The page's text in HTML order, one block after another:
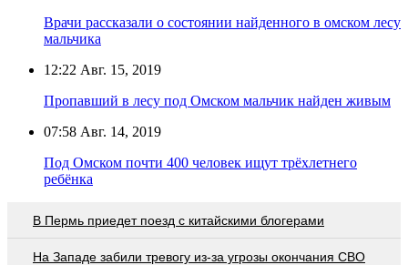
Врачи рассказали о состоянии найденного в омском лесу
мальчика
12:22 Авг. 15, 2019
Пропавший в лесу под Омском мальчик найден живым
07:58 Авг. 14, 2019
Под Омском почти 400 человек ищут трёхлетнего
ребёнка
В Пермь приедет поезд с китайскими блогерами
На Западе забили тревогу из-за угрозы окончания СВО